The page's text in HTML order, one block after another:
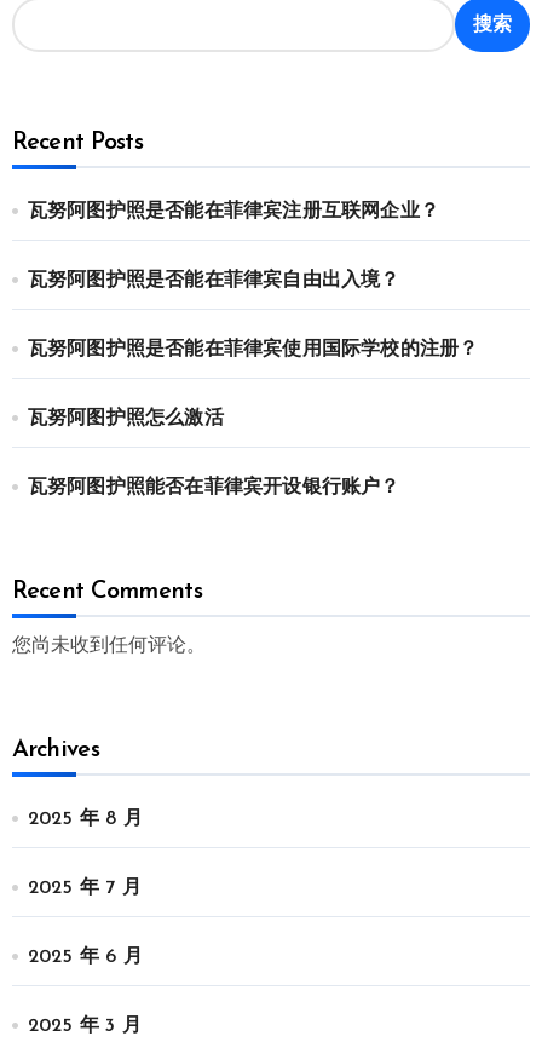
搜索
Recent Posts
瓦努阿图护照是否能在菲律宾注册互联网企业？
瓦努阿图护照是否能在菲律宾自由出入境？
瓦努阿图护照是否能在菲律宾使用国际学校的注册？
瓦努阿图护照怎么激活
瓦努阿图护照能否在菲律宾开设银行账户？
Recent Comments
您尚未收到任何评论。
Archives
2025 年 8 月
2025 年 7 月
2025 年 6 月
2025 年 3 月